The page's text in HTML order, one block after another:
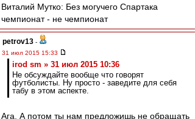
Виталий Мутко: Без могучего Спартака
чемпионат - не чемпионат
petrov13 -
31 июл 2015 15:33
irod sm » 31 июл 2015 10:36
Не обсуждайте вообще что говорят
футболисты. Ну просто - заведите для себя
табу в этом аспекте.
Ага. А потом ты нам предложишь не обращать